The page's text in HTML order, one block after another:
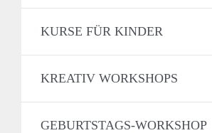
KURSE FÜR KINDER
KREATIV WORKSHOPS
GEBURTSTAGS-WORKSHOP